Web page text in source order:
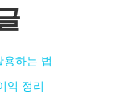
하는 법
익 정리